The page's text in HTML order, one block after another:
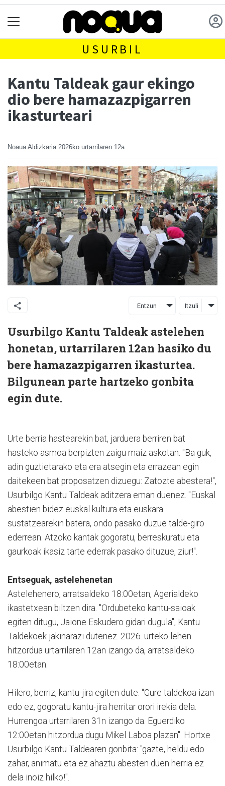
USURBIL
Kantu Taldeak gaur ekingo
dio bere hamazazpigarren
ikasturteari
Noaua Aldizkaria 2026ko urtarrilaren 12a
Entzun Itzuli
Usurbilgo Kantu Taldeak astelehen
honetan, urtarrilaren 12an hasiko du
bere hamazazpigarren ikasturtea.
Bilgunean parte hartzeko gonbita
egin dute.
Urte berria hastearekin bat, jarduera berriren bat
hasteko asmoa berpizten zaigu maiz askotan. "Ba guk,
adin guztietarako eta era atsegin eta errazean egin
daitekeen bat proposatzen dizuegu: Zatozte abestera!",
Usurbilgo Kantu Taldeak aditzera eman duenez. "Euskal
abestien bidez euskal kultura eta euskara
sustatzearekin batera, ondo pasako duzue talde-giro
ederrean. Atzoko kantak gogoratu, berreskuratu eta
gaurkoak ikasiz tarte ederrak pasako dituzue, ziur!".
Entseguak, astelehenetan
Astelehenero, arratsaldeko 18:00etan, Agerialdeko
ikastetxean biltzen dira. "Ordubeteko kantu-saioak
egiten ditugu, Jaione Eskudero gidari dugula", Kantu
Taldekoek jakinarazi dutenez. 2026. urteko lehen
hitzordua urtarrilaren 12an izango da, arratsaldeko
18:00etan.
Hilero, berriz, kantu-jira egiten dute. "Gure taldekoa izan
edo ez, gogoratu kantu-jira herritar orori irekia dela.
Hurrengoa urtarrilaren 31n izango da. Eguerdiko
12:00etan hitzordua dugu Mikel Laboa plazan". Hortxe
Usurbilgo Kantu Taldearen gonbita: "gazte, heldu edo
zahar, animatu eta ez ahaztu abesten duen herria ez
dela inoiz hilko!".